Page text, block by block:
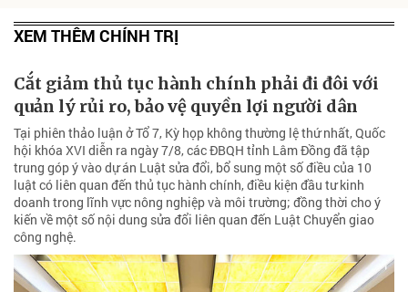
XEM THÊM CHÍNH TRỊ
Cắt giảm thủ tục hành chính phải đi đôi với
quản lý rủi ro, bảo vệ quyền lợi người dân
Tại phiên thảo luận ở Tổ 7, Kỳ họp không thường lệ thứ nhất, Quốc
hội khóa XVI diễn ra ngày 7/8, các ĐBQH tỉnh Lâm Đồng đã tập
trung góp ý vào dự án Luật sửa đổi, bổ sung một số điều của 10
luật có liên quan đến thủ tục hành chính, điều kiện đầu tư kinh
doanh trong lĩnh vực nông nghiệp và môi trường; đồng thời cho ý
kiến về một số nội dung sửa đổi liên quan đến Luật Chuyển giao
công nghệ.